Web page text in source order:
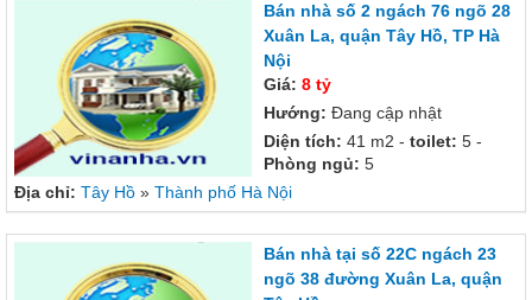
Bán nhà số 2 ngách 76 ngõ 28
Xuân La, quận Tây Hồ, TP Hà
Nội
Giá: 8 tỷ
Hướng: Đang cập nhật
Diện tích: 41 m2 - toilet: 5 -
Phòng ngủ: 5
Địa chỉ: Tây Hồ » Thành phố Hà Nội
Bán nhà tại số 22C ngách 23
ngõ 38 đường Xuân La, quận